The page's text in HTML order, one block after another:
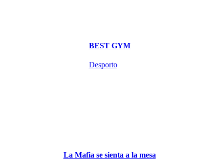
BEST GYM
Desporto
La Mafia se sienta a la mesa